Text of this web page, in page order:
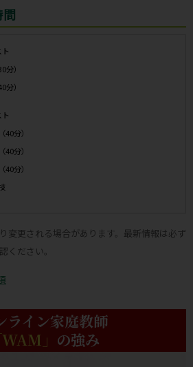
分）
分）
分）
分）
分）
変更される場合があります。最新情報は必ず
ください。
ライン家庭教師
WAM」 の強み